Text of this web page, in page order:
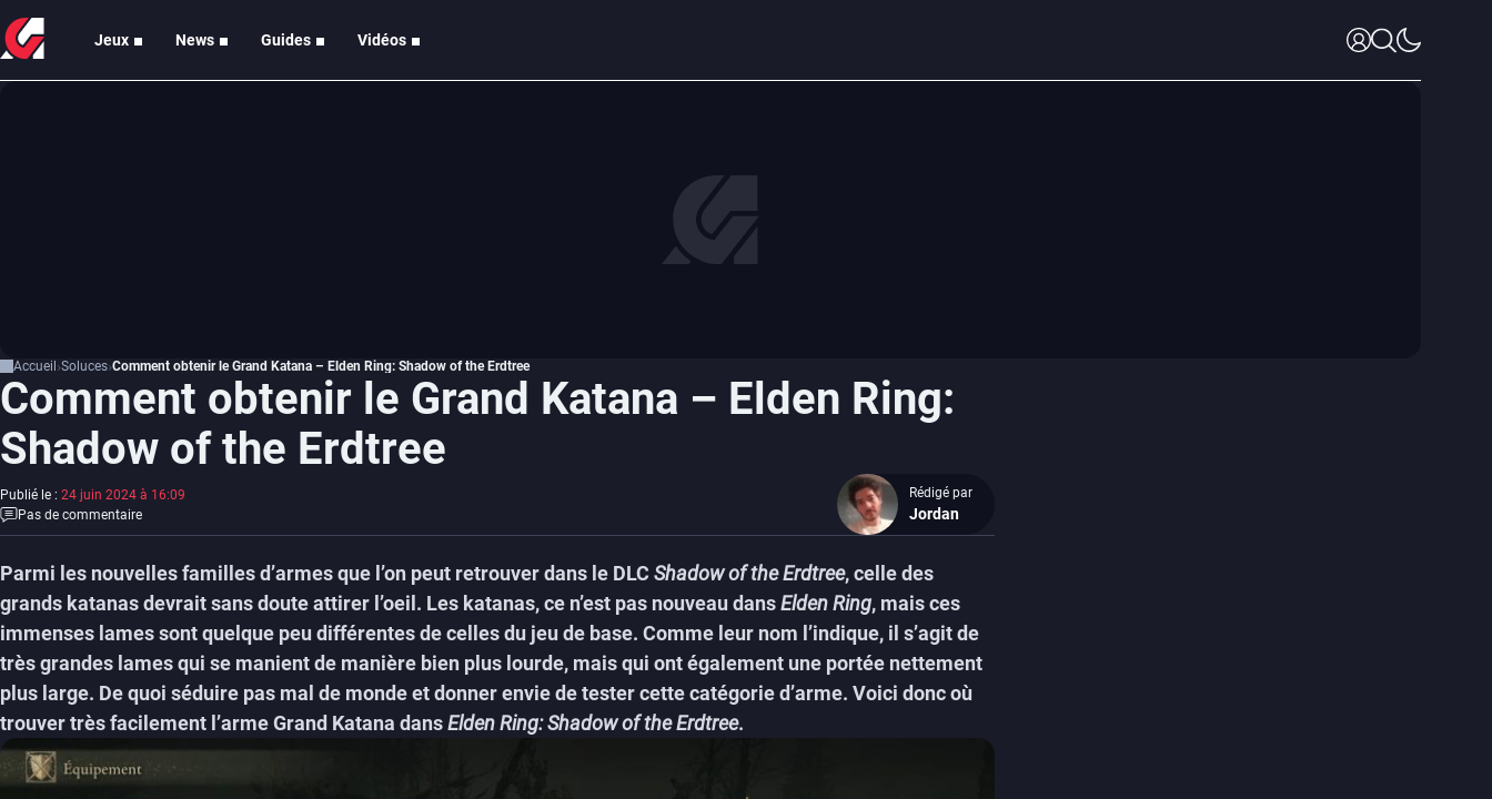
Jeux News Guides Vidéos
Accueil Soluces Comment obtenir le Grand Katana – Elden Ring: Shadow of the Erdtree
Comment obtenir le Grand Katana – Elden Ring:
Shadow of the Erdtree
Publié le : 24 juin 2024 à 16:09
Pas de commentaire
Rédigé par
Jordan
Parmi les nouvelles familles d’armes que l’on peut retrouver dans le DLC Shadow of the Erdtree, celle des
grands katanas devrait sans doute attirer l’oeil. Les katanas, ce n’est pas nouveau dansElden Ring, mais ces
immenses lames sont quelque peu différentes de celles du jeu de base. Comme leur nom l’indique, il s’agit de
très grandes lames qui se manient de manière bien plus lourde, mais qui ont également une portée nettement
plus large. De quoi séduire pas mal de monde et donner envie de tester cette catégorie d’arme. Voici donc où
trouver très facilement l’arme Grand Katana dansElden Ring: Shadow of the Erdtree.